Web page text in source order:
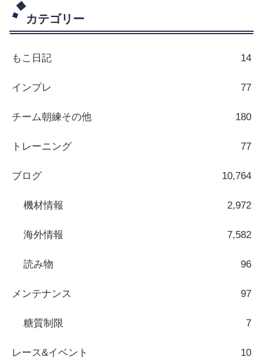
カテゴリー
もこ日記 14
インプレ 77
チーム朝練その他 180
トレーニング 77
ブログ 10,764
機材情報 2,972
海外情報 7,582
読み物 96
メンテナンス 97
糖質制限 7
レース&イベント 10